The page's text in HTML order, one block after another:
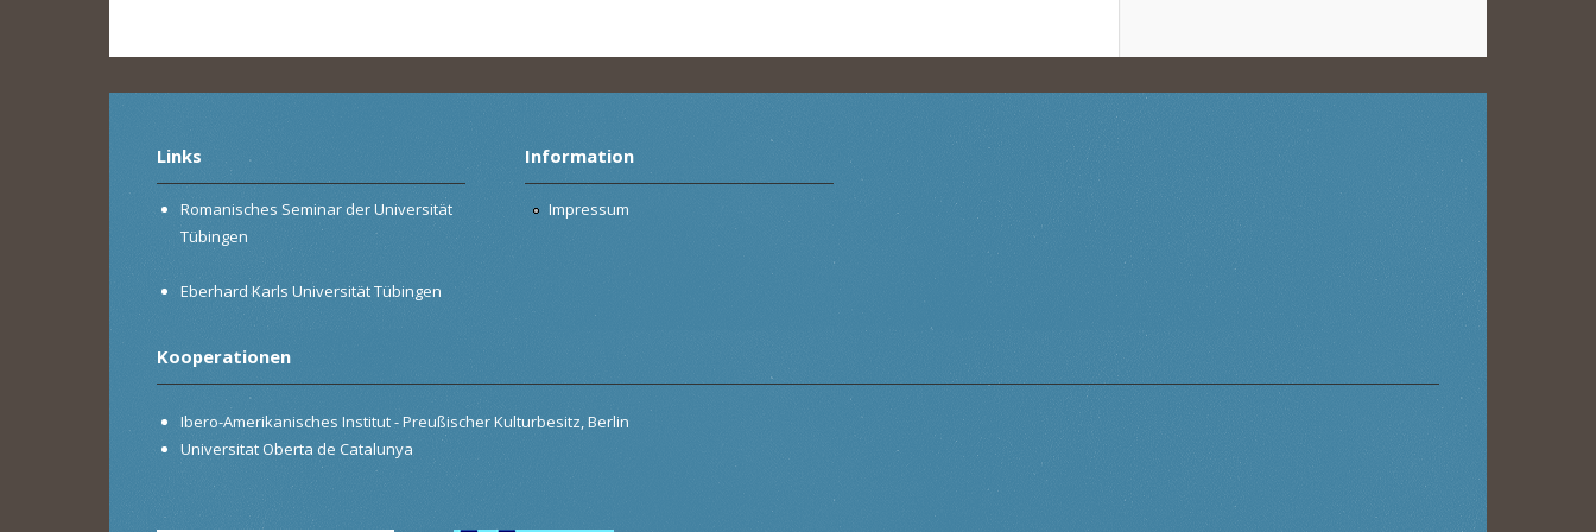
Links
Romanisches Seminar der Universität
Tübingen
Eberhard Karls Universität Tübingen
Information
Impressum
Kooperationen
Ibero-Amerikanisches Institut - Preußischer Kulturbesitz, Berlin
Universitat Oberta de Catalunya